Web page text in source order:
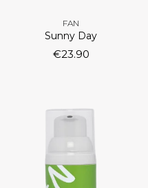
FAN
Sunny Day
€23.90